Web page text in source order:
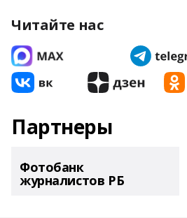
Читайте нас
Партнеры
Фотобанк
журналистов РБ